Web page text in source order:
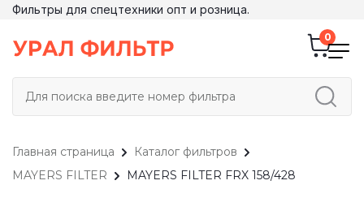
Фильтры для спецтехники опт и розница.
Главная страница
Каталог фильтров
MAYERS FILTER
MAYERS FILTER FRX 158/428